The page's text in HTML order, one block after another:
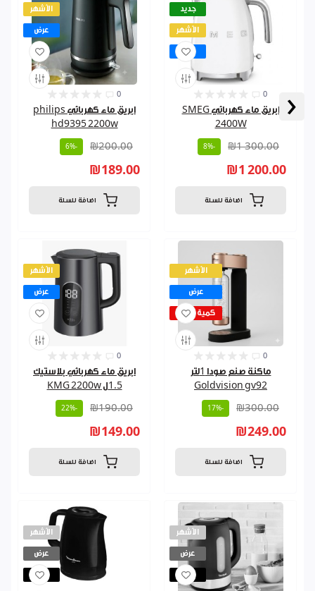
‹
الأشهر
عرض
0
ابريق ماء كهربائي philips
hd9395 2200w
₪200.00
-6%
₪189.00
اضافة للسلة
جديد
الأشهر
عرض
0
ابريق ماء كهربائي SMEG
2400W
₪1 300.00
-8%
₪1 200.00
اضافة للسلة
الأشهر
عرض
0
ابريق ماء كهربائي بلاستيك
1.5ل KMG 2200w
₪190.00
-22%
₪149.00
اضافة للسلة
الأشهر
عرض
كمية قليلة
0
ماكنة صنع صودا 1لتر
Goldvision gv92
₪300.00
-17%
₪249.00
اضافة للسلة
الأشهر
عرض
مباع
الأشهر
عرض
مباع